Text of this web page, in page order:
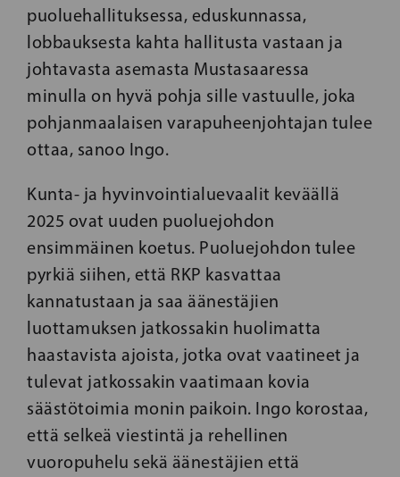
puoluehallituksessa, eduskunnassa,
lobbauksesta kahta hallitusta vastaan ja
johtavasta asemasta Mustasaaressa
minulla on hyvä pohja sille vastuulle, joka
pohjanmaalaisen varapuheenjohtajan tulee
ottaa, sanoo Ingo.
Kunta- ja hyvinvointialuevaalit keväällä
2025 ovat uuden puoluejohdon
ensimmäinen koetus. Puoluejohdon tulee
pyrkiä siihen, että RKP kasvattaa
kannatustaan ja saa äänestäjien
luottamuksen jatkossakin huolimatta
haastavista ajoista, jotka ovat vaatineet ja
tulevat jatkossakin vaatimaan kovia
säästötoimia monin paikoin. Ingo korostaa,
että selkeä viestintä ja rehellinen
vuoropuhelu sekä äänestäjien että